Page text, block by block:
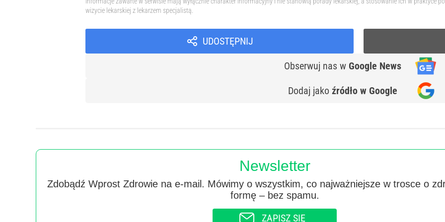
wizycie lekarskiej z lekarzem specjalistą.
UDOSTĘPNIJ
Obserwuj nas w Google News
Dodaj jako źródło w Google
Newsletter
Zdobądź Wprost Zdrowie na e-mail. Mówimy o wszystkim, co najważniejsze w trosce o
formę – bez spamu.
ZAPISZ SIĘ